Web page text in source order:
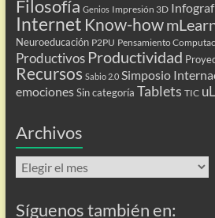
Filosofía Genios Impresión 3D
Internet Know-how
Neuroeducación P2PU Pensamiento
Productivos Productividad
Recursos Sabio 2.0 Simposio
emociones Sin categoría Tablets TIC
Archivos
Archivos
Síguenos también en: